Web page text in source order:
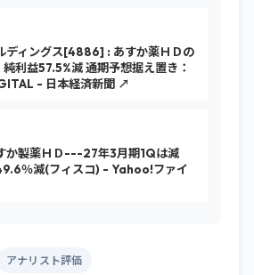
ディングス[4886] : あすか薬ＨＤの
利益57.5%減 通期予想据え置き：
- 日本経済新聞 ↗
か製薬ＨＤ---27年3月期1Qは減
％減(フィスコ) - Yahoo!ファイ
アナリスト評価